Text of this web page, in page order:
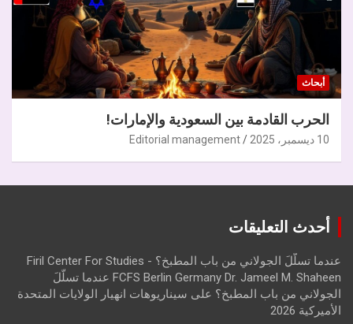
أبحاث
الحرب القادمة بين السعودية والإمارات!
10 ديسمبر، 2025 Editorial management
أحدث التعليقات
عندما تسلّلَ الجولاني من باب المطبخ؟ - Firil Center For Studies
FCFS Berlin Germany Dr. Jameel M. Shaheen عندما تسلّلَ
الجولاني من باب المطبخ؟ على سيناريوهات انهيار الولايات المتحدة
الأميركية 2026